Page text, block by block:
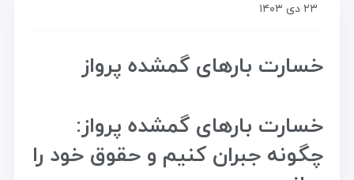
۲۳ دی ۱۴۰۳
خسارت بارهای گمشده پرواز
خسارت بارهای گمشده پرواز:
چگونه جبران کنیم و حقوق خود را